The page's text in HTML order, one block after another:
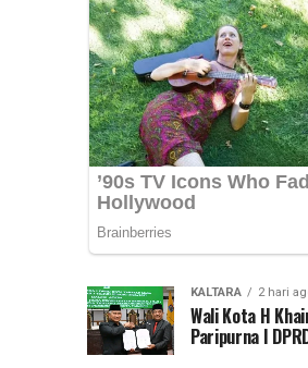
Psikologis
di
SMAN
01
Lumar
(Penanganan
Pertama
pada
Luka
Psikologis)
KALTARA 2 hari
Wali Kota H
Paripurna I